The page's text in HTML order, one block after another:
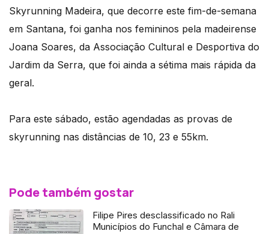
Skyrunning Madeira, que decorre este fim-de-semana
em Santana, foi ganha nos femininos pela madeirense
Joana Soares, da Associação Cultural e Desportiva do
Jardim da Serra, que foi ainda a sétima mais rápida da
geral.
Para este sábado, estão agendadas as provas de
skyrunning nas distâncias de 10, 23 e 55km.
Pode também gostar
Filipe Pires desclassificado no Rali
Municípios do Funchal e Câmara de